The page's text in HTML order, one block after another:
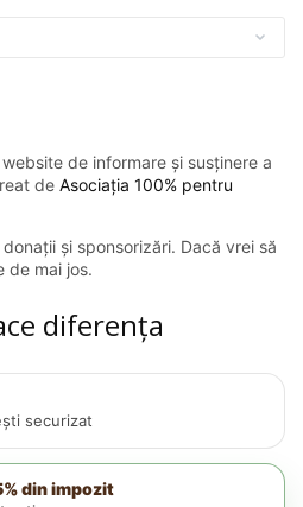
de informare și susținere a
de Asociația 100% pentru
și sponsorizări. Dacă vrei să
de mai jos.
diferența
securizat
din impozit